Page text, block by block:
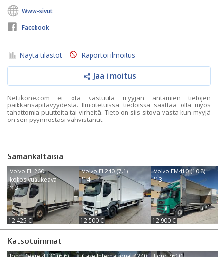
Www-sivut
Facebook
Näytä tilastot Raportoi ilmoitus
Jaa ilmoitus
Nettikone.com ei ota vastuuta myyjän antamien tietojen
paikkansapitävyydestä. Ilmoitetuissa tiedoissa saattaa olla myös
tahattomia puutteita tai virheitä. Tieto on siis sitova vasta kun myyjä
on sen pyynnöstäsi vahvistanut.
Samankaltaisia
Volvo FL 260
kokosivuaukeava
'13
12 425 €
Volvo FL240 (7.1)
'14
12 500 €
Volvo FM410 (10.8)
'13
12 900 €
Katsotuimmat